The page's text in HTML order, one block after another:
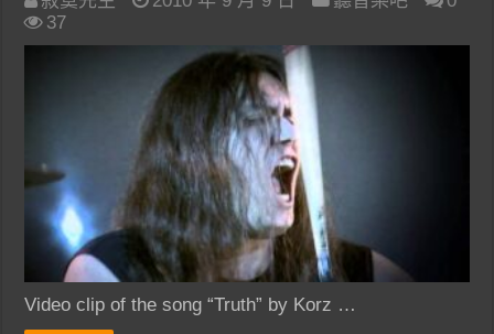
37
Video clip of the song “Truth” by Korz …